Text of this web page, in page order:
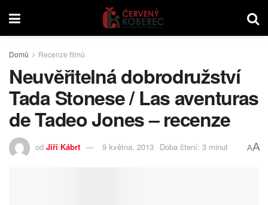
Domů Recenze filmů
Neuvěřitelná dobrodružství
Tada Stonese / Las aventuras
de Tadeo Jones – recenze
od Jiří Kábrt 9 května, 2013 Doba čtení: 3 minut AA